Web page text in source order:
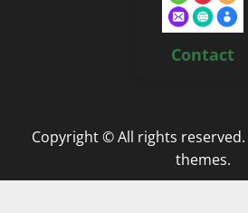
Contact
Copyright © All rights reserved.
themes.